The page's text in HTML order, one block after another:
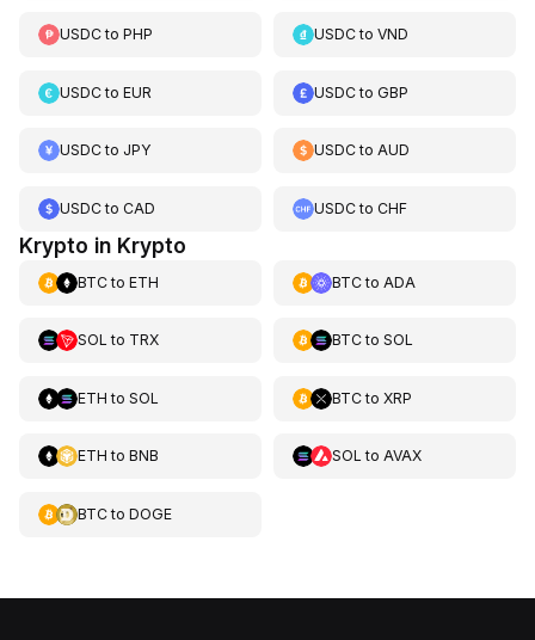
USDCto PHP USDCtoVND
USDCto EUR USDCtoGBP
USDCto JPY USDCtoAUD
USDCto CAD USDCtoCHF
Krypto in Krypto
BTCto ETH BTCto ADA
SOL to TRX BTCto SOL
ETH to SOL BTCto XRP
ETH to BNB SOL to AVAX
BTCto DOGE